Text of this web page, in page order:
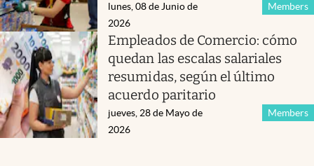
Members
lunes, 08 de Junio de
2026
Empleados de Comercio: cómo
quedan las escalas salariales
resumidas, según el último
acuerdo paritario
Members
jueves, 28 de Mayo de
2026